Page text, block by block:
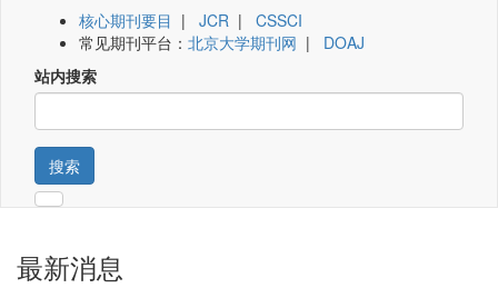
核心期刊要目 | JCR | CSSCI
常见期刊平台： 北京大学期刊网 | DOAJ
站内搜索
搜索
最新消息